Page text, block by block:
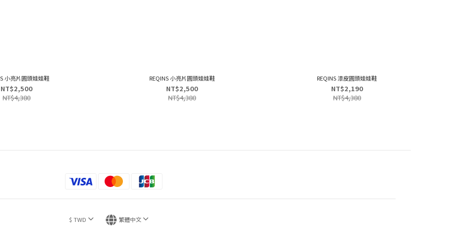
小亮片圓頭娃娃鞋
NT$2,500
NT$4,380
REQINS 小亮片圓頭娃娃鞋
NT$2,500
NT$4,380
REQINS 漆皮圓頭娃娃鞋
NT$2,190
NT$4,380
$ TWD 繁體中文